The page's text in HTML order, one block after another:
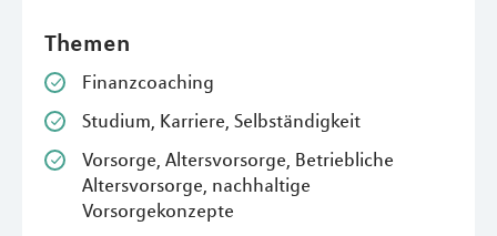
Themen
Finanzcoaching
Studium, Karriere, Selbständigkeit
Vorsorge, Altersvorsorge, Betriebliche
Altersvorsorge, nachhaltige
Vorsorgekonzepte